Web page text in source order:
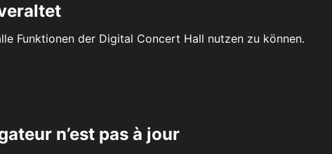
Funktionen der Digital Concert Hall nutzen zu können.
n’est pas à jour